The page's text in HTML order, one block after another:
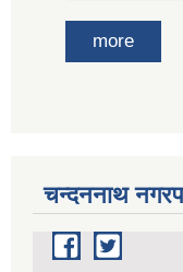
more
चन्दननाथ